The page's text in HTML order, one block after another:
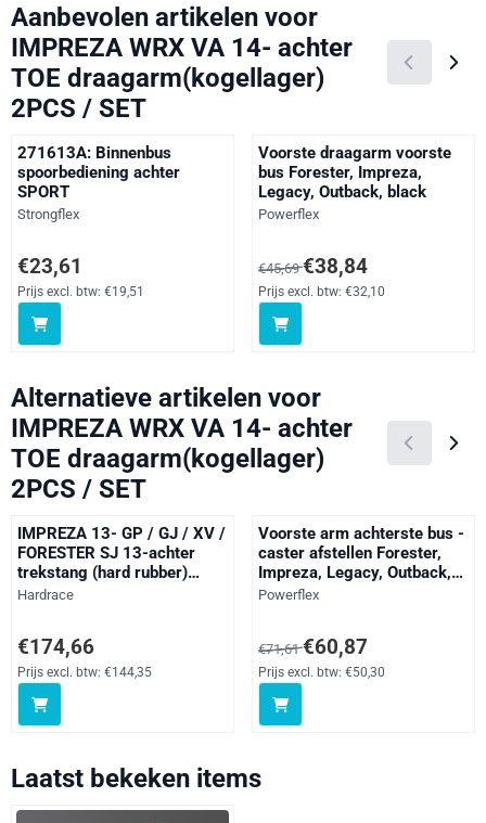
Aanbevolen artikelen voor
IMPREZA WRX VA 14- achter
TOE draagarm(kogellager)
2PCS / SET
271613A: Binnenbus
spoorbediening achter
SPORT
Merk:
Strongflex
Prijs: 23,61, exclusief btw: 19,51
€23,61
Prijs excl. btw: €19,51
Voorste draagarm voorste
bus Forester, Impreza,
Legacy, Outback, black
Merk:
Powerflex
Van 45,69 voor 38,84, exclusief
€45,69€38,84
Prijs excl. btw: €32,10
Alternatieve artikelen voor
IMPREZA WRX VA 14- achter
TOE draagarm(kogellager)
2PCS / SET
IMPREZA 13- GP / GJ / XV /
FORESTER SJ 13-achter
trekstang (hard rubber)
2PCS / SET
Merk:
Hardrace
Prijs: 174,66, exclusief btw: 144,35
€174,66
Prijs excl. btw: €144,35
Voorste arm achterste bus -
caster afstellen Forester,
Impreza, Legacy, Outback,
straat
Merk:
Powerflex
Van 71,61 voor 60,87, exclusief
€71,61€60,87
Prijs excl. btw: €50,30
Laatst bekeken items